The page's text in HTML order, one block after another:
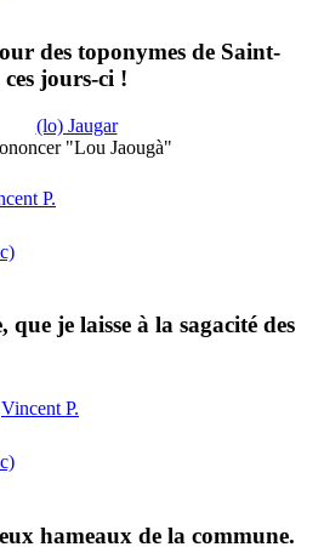
des toponymes de Saint-
jours-ci !
(lo) Jaugar
"Lou Jaougà"
P.
que je laisse à la sagacité des
Vincent P.
hameaux de la commune.